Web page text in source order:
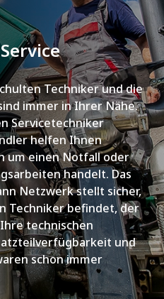
Techniker und die
immer in Ihrer Nähe.
Servicetechniker
helfen Ihnen
um einen Notfall oder
handelt. Das
Netzwerk stellt sicher,
Techniker befindet, der
technischen
und
schon immer